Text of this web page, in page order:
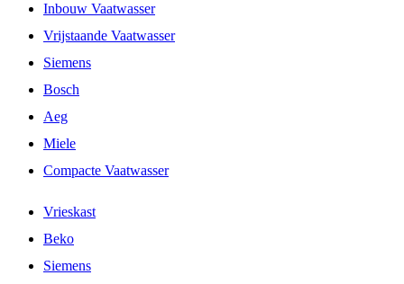
Inbouw Vaatwasser
Vrijstaande Vaatwasser
Siemens
Bosch
Aeg
Miele
Compacte Vaatwasser
Vrieskast
Beko
Siemens